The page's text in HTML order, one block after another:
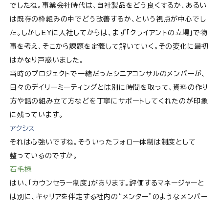
でしたね。事業会社時代は、自社製品をどう良くするか、あるい
は既存の枠組みの中でどう改善するか、という視点が中心でし
た。しかしEYに入社してからは、まず「クライアントの立場」で物
事を考え、そこから課題を定義して解いていく。その変化に最初
はかなり戸惑いました。
当時のプロジェクトで一緒だったシニアコンサルのメンバーが、
日々のデイリーミーティングとは別に時間を取って、資料の作り
方や話の組み立て方などを丁寧にサポートしてくれたのが印象
に残っています。
アクシス
それは心強いですね。そういったフォロー体制は制度として
整っているのですか。
石毛様
はい、「カウンセラー制度」があります。評価するマネージャーと
は別に、キャリアを伴走する社内の“メンター”のようなメンバー